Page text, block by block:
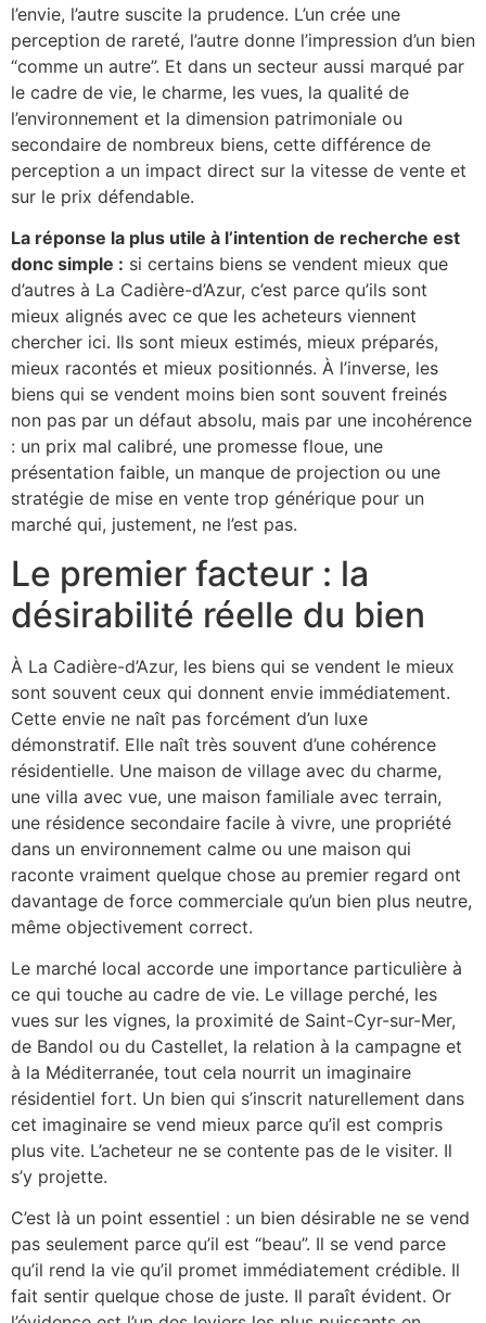
l’envie, l’autre suscite la prudence. L’un crée une
perception de rareté, l’autre donne l’impression d’un bien
“comme un autre”. Et dans un secteur aussi marqué par
le cadre de vie, le charme, les vues, la qualité de
l’environnement et la dimension patrimoniale ou
secondaire de nombreux biens, cette différence de
perception a un impact direct sur la vitesse de vente et
sur le prix défendable.
La réponse la plus utile à l’intention de recherche est
donc simple : si certains biens se vendent mieux que
d’autres à La Cadière-d’Azur, c’est parce qu’ils sont
mieux alignés avec ce que les acheteurs viennent
chercher ici. Ils sont mieux estimés, mieux préparés,
mieux racontés et mieux positionnés. À l’inverse, les
biens qui se vendent moins bien sont souvent freinés
non pas par un défaut absolu, mais par une incohérence
: un prix mal calibré, une promesse floue, une
présentation faible, un manque de projection ou une
stratégie de mise en vente trop générique pour un
marché qui, justement, ne l’est pas.
Le premier facteur : la
désirabilité réelle du bien
À La Cadière-d’Azur, les biens qui se vendent le mieux
sont souvent ceux qui donnent envie immédiatement.
Cette envie ne naît pas forcément d’un luxe
démonstratif. Elle naît très souvent d’une cohérence
résidentielle. Une maison de village avec du charme,
une villa avec vue, une maison familiale avec terrain,
une résidence secondaire facile à vivre, une propriété
dans un environnement calme ou une maison qui
raconte vraiment quelque chose au premier regard ont
davantage de force commerciale qu’un bien plus neutre,
même objectivement correct.
Le marché local accorde une importance particulière à
ce qui touche au cadre de vie. Le village perché, les
vues sur les vignes, la proximité de Saint-Cyr-sur-Mer,
de Bandol ou du Castellet, la relation à la campagne et
à la Méditerranée, tout cela nourrit un imaginaire
résidentiel fort. Un bien qui s’inscrit naturellement dans
cet imaginaire se vend mieux parce qu’il est compris
plus vite. L’acheteur ne se contente pas de le visiter. Il
s’y projette.
C’est là un point essentiel : un bien désirable ne se vend
pas seulement parce qu’il est “beau”. Il se vend parce
qu’il rend la vie qu’il promet immédiatement crédible. Il
fait sentir quelque chose de juste. Il paraît évident. Or